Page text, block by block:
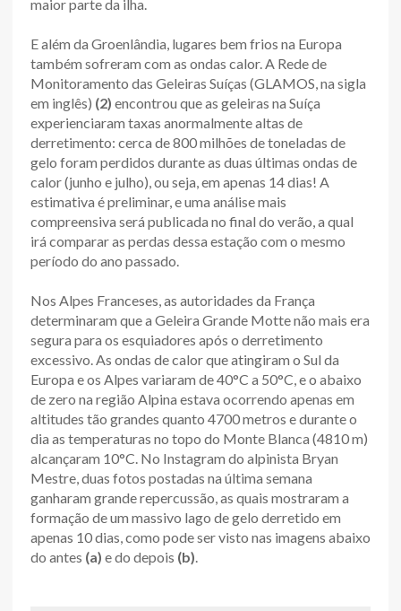
maior parte da ilha.
E além da Groenlândia, lugares bem frios na Europa
também sofreram com as ondas calor. A Rede de
Monitoramento das Geleiras Suíças (GLAMOS, na sigla
em inglês) (2) encontrou que as geleiras na Suíça
experienciaram taxas anormalmente altas de
derretimento: cerca de 800 milhões de toneladas de
gelo foram perdidos durante as duas últimas ondas de
calor (junho e julho), ou seja, em apenas 14 dias! A
estimativa é preliminar, e uma análise mais
compreensiva será publicada no final do verão, a qual
irá comparar as perdas dessa estação com o mesmo
período do ano passado.
Nos Alpes Franceses, as autoridades da França
determinaram que a Geleira Grande Motte não mais era
segura para os esquiadores após o derretimento
excessivo. As ondas de calor que atingiram o Sul da
Europa e os Alpes variaram de 40°C a 50°C, e o abaixo
de zero na região Alpina estava ocorrendo apenas em
altitudes tão grandes quanto 4700 metros e durante o
dia as temperaturas no topo do Monte Blanca (4810 m)
alcançaram 10°C. No Instagram do alpinista Bryan
Mestre, duas fotos postadas na última semana
ganharam grande repercussão, as quais mostraram a
formação de um massivo lago de gelo derretido em
apenas 10 dias, como pode ser visto nas imagens abaixo
do antes (a) e do depois (b)